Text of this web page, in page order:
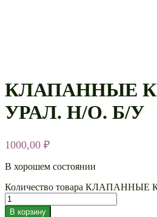
КЛАПАННЫЕ
УРАЛ. Н/О. Б/У
1000,00 ₽
В хорошем состоянии
Количество товара
В корзину